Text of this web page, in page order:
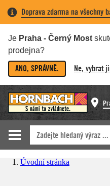
Doprava zdarma na všechny
Je Praha - Černý Most
prodejna?
ANO, SPRÁVNĚ. Ne, vybrat
Úvodní stránka